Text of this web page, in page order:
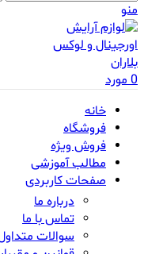
منو
0مورد
خانه
فروشگاه
فروش ویژه
مطالب آموزشی
صفحات کاربردی
درباره ما
تماس با ما
سوالات